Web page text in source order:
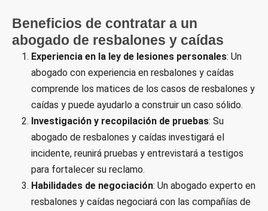
Beneficios de contratar a un
abogado de resbalones y caídas
Experiencia en la ley de lesiones personales: Un
abogado con experiencia en resbalones y caídas
comprende los matices de los casos de resbalones y
caídas y puede ayudarlo a construir un caso sólido.
Investigación y recopilación de pruebas: Su
abogado de resbalones y caídas investigará el
incidente, reunirá pruebas y entrevistará a testigos
para fortalecer su reclamo.
Habilidades de negociación: Un abogado experto en
resbalones y caídas negociará con las compañías de